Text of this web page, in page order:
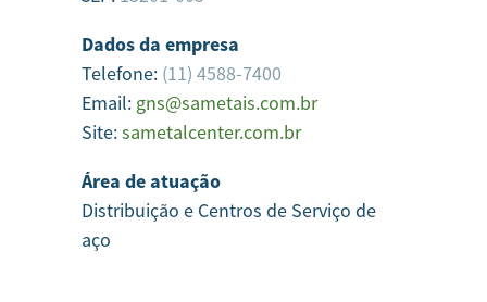
Dados da empresa
Telefone: (11) 4588-7400
Email: gns@sametais.com.br
Site:sametalcenter.com.br
Área de atuação
Distribuição e Centros de Serviço de
aço